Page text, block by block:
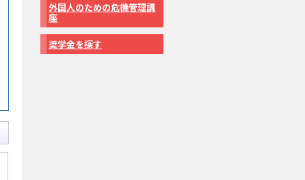
外国人のための危機管理講
座
奨学金を探す